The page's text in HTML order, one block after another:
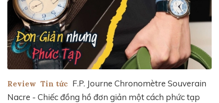
Review Tin tức F.P. Journe Chronomètre Souverain
Nacre - Chiếc đồng hồ đơn giản một cách phức tạp